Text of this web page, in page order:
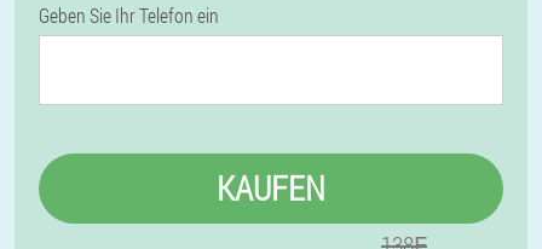
Geben Sie Ihr Telefon ein
KAUFEN